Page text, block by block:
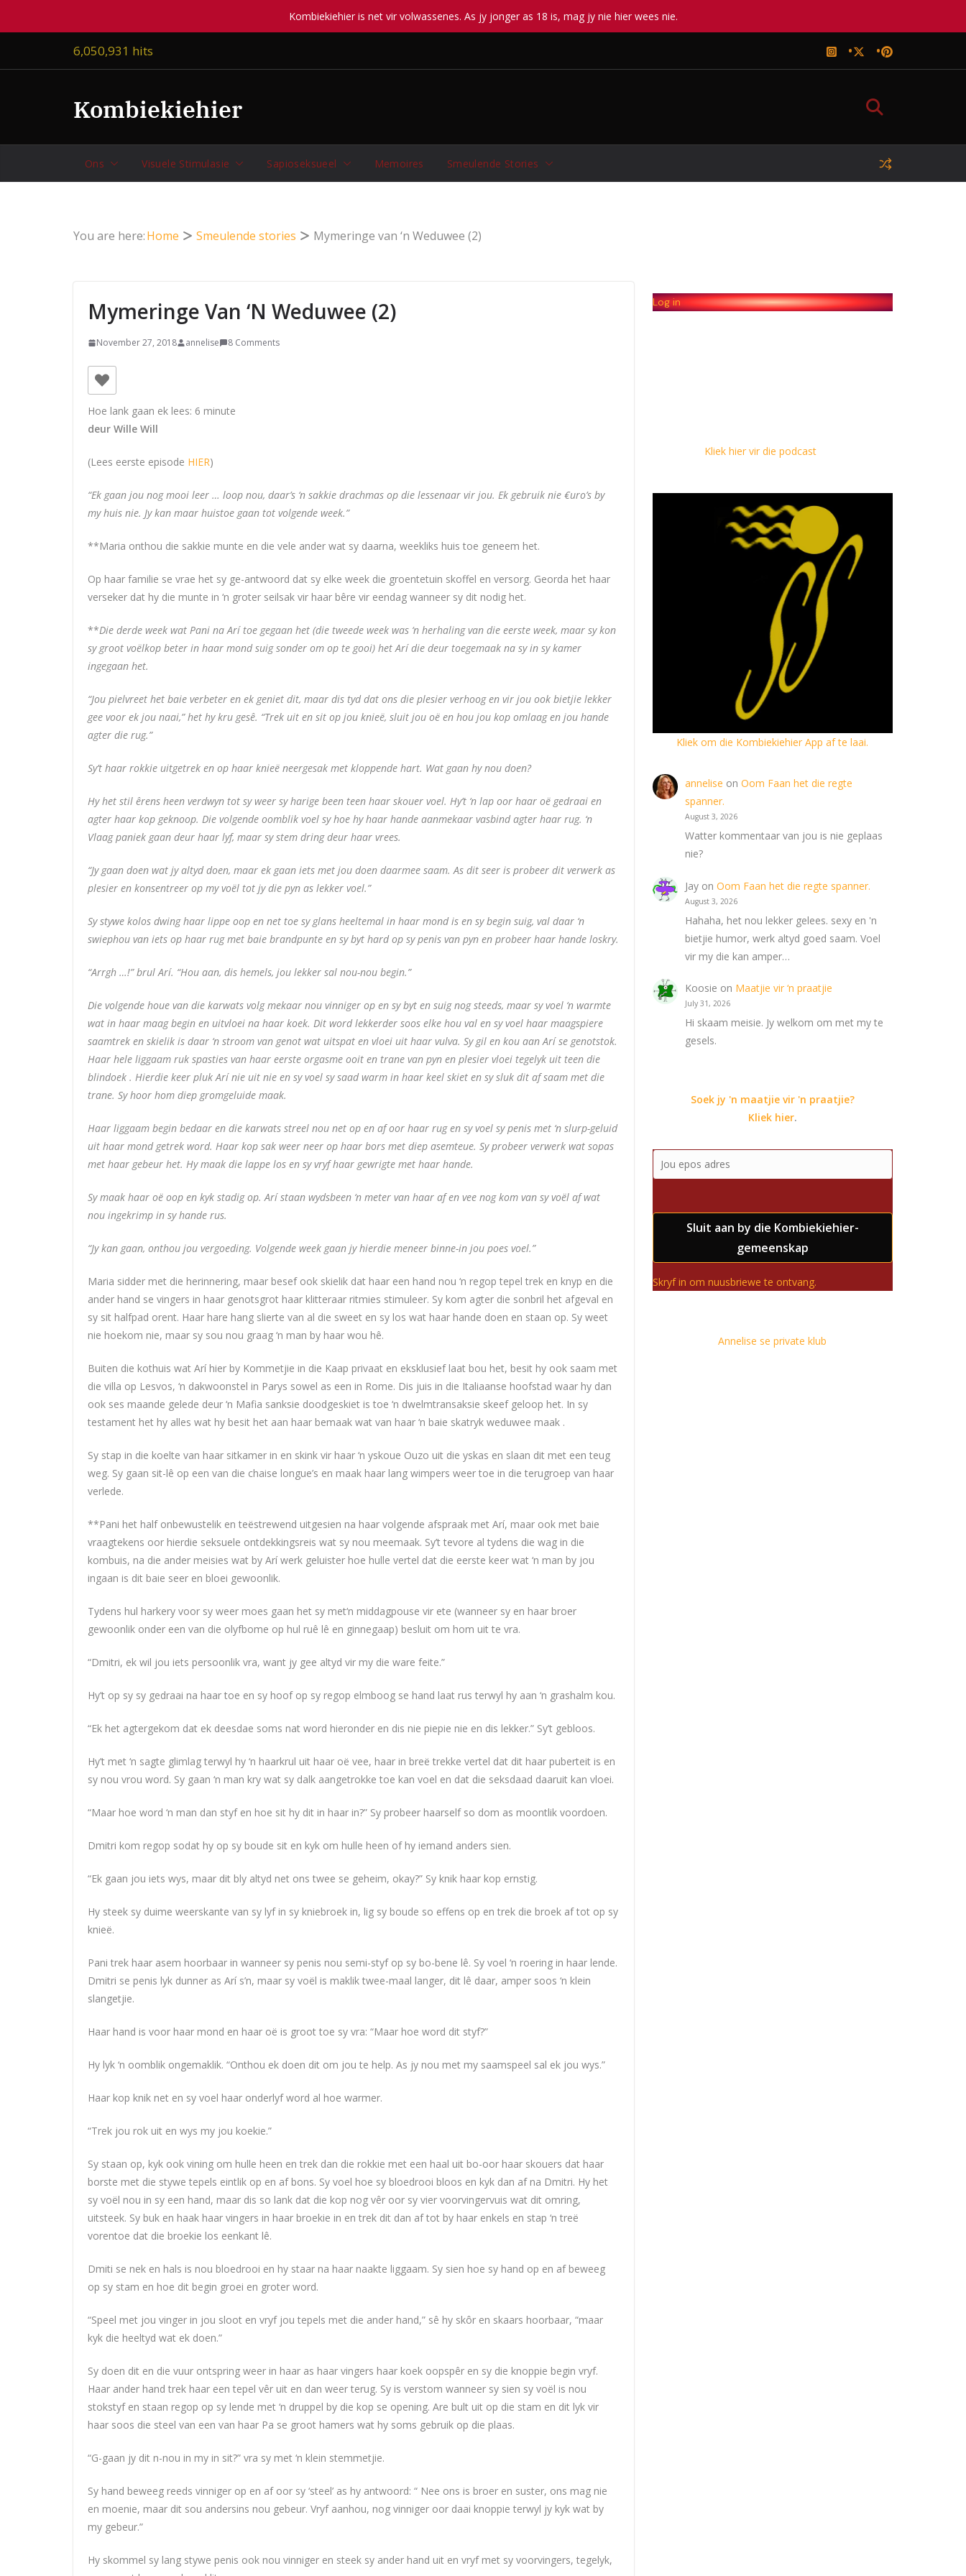
Kombiekiehier is net vir volwassenes. As jy jonger as 18 is, mag jy nie hier wees nie.
6,050,931 hits
Kombiekiehier
Ons Visuele Stimulasie Sapioseksueel Memoires Smeulende Stories
You are here:Home Smeulende stories Mymeringe van ‘n Weduwee (2)
Mymeringe Van ‘n Weduwee (2)
November 27, 2018 annelise 8 Comments
Hoe lank gaan ek lees: 6 minute
deur Wille Will
(Lees eerste episode HIER)
“Ek gaan jou nog mooi leer … loop nou, daar’s ‘n sakkie drachmas op die lessenaar vir jou. Ek gebruik nie €uro’s by
my huis nie. Jy kan maar huistoe gaan tot volgende week.”
**Maria onthou die sakkie munte en die vele ander wat sy daarna, weekliks huis toe geneem het.
Op haar familie se vrae het sy ge-antwoord dat sy elke week die groentetuin skoffel en versorg. Georda het haar
verseker dat hy die munte in ‘n groter seilsak vir haar bêre vir eendag wanneer sy dit nodig het.
**Die derde week wat Pani na Arí toe gegaan het (die tweede week was ‘n herhaling van die eerste week, maar sy kon
sy groot voëlkop beter in haar mond suig sonder om op te gooi) het Arí die deur toegemaak na sy in sy kamer
ingegaan het.
“Jou pielvreet het baie verbeter en ek geniet dit, maar dis tyd dat ons die plesier verhoog en vir jou ook bietjie lekker
gee voor ek jou naai,” het hy kru gesê. “Trek uit en sit op jou knieë, sluit jou oë en hou jou kop omlaag en jou hande
agter die rug.”
Sy’t haar rokkie uitgetrek en op haar knieë neergesak met kloppende hart. Wat gaan hy nou doen?
Hy het stil êrens heen verdwyn tot sy weer sy harige been teen haar skouer voel. Hy’t ‘n lap oor haar oë gedraai en
agter haar kop geknoop. Die volgende oomblik voel sy hoe hy haar hande aanmekaar vasbind agter haar rug. ‘n
Vlaag paniek gaan deur haar lyf, maar sy stem dring deur haar vrees.
“Jy gaan doen wat jy altyd doen, maar ek gaan iets met jou doen daarmee saam. As dit seer is probeer dit verwerk as
plesier en konsentreer op my voël tot jy die pyn as lekker voel.”
Sy stywe kolos dwing haar lippe oop en net toe sy glans heeltemal in haar mond is en sy begin suig, val daar ‘n
swiephou van iets op haar rug met baie brandpunte en sy byt hard op sy penis van pyn en probeer haar hande loskry.
“Arrgh …!” brul Arí. “Hou aan, dis hemels, jou lekker sal nou-nou begin.”
Die volgende houe van die karwats volg mekaar nou vinniger op en sy byt en suig nog steeds, maar sy voel ‘n warmte
wat in haar maag begin en uitvloei na haar koek. Dit word lekkerder soos elke hou val en sy voel haar maagspiere
saamtrek en skielik is daar ‘n stroom van genot wat uitspat en vloei uit haar vulva. Sy gil en kou aan Arí se genotstok.
Haar hele liggaam ruk spasties van haar eerste orgasme ooit en trane van pyn en plesier vloei tegelyk uit teen die
blindoek . Hierdie keer pluk Arí nie uit nie en sy voel sy saad warm in haar keel skiet en sy sluk dit af saam met die
trane. Sy hoor hom diep gromgeluide maak.
Haar liggaam begin bedaar en die karwats streel nou net op en af oor haar rug en sy voel sy penis met ‘n slurp-geluid
uit haar mond getrek word. Haar kop sak weer neer op haar bors met diep asemteue. Sy probeer verwerk wat sopas
met haar gebeur het. Hy maak die lappe los en sy vryf haar gewrigte met haar hande.
Sy maak haar oë oop en kyk stadig op. Arí staan wydsbeen ‘n meter van haar af en vee nog kom van sy voël af wat
nou ingekrimp in sy hande rus.
“Jy kan gaan, onthou jou vergoeding. Volgende week gaan jy hierdie meneer binne-in jou poes voel.”
Maria sidder met die herinnering, maar besef ook skielik dat haar een hand nou ‘n regop tepel trek en knyp en die
ander hand se vingers in haar genotsgrot haar klitteraar ritmies stimuleer. Sy kom agter die sonbril het afgeval en
sy sit halfpad orent. Haar hare hang slierte van al die sweet en sy los wat haar hande doen en staan op. Sy weet
nie hoekom nie, maar sy sou nou graag ‘n man by haar wou hê.
Buiten die kothuis wat Arí hier by Kommetjie in die Kaap privaat en eksklusief laat bou het, besit hy ook saam met
die villa op Lesvos, ‘n dakwoonstel in Parys sowel as een in Rome. Dis juis in die Italiaanse hoofstad waar hy dan
ook ses maande gelede deur ‘n Mafia sanksie doodgeskiet is toe ‘n dwelmtransaksie skeef geloop het. In sy
testament het hy alles wat hy besit het aan haar bemaak wat van haar ‘n baie skatryk weduwee maak .
Sy stap in die koelte van haar sitkamer in en skink vir haar ‘n yskoue Ouzo uit die yskas en slaan dit met een teug
weg. Sy gaan sit-lê op een van die chaise longue’s en maak haar lang wimpers weer toe in die terugroep van haar
verlede.
**Pani het half onbewustelik en teëstrewend uitgesien na haar volgende afspraak met Arí, maar ook met baie
vraagtekens oor hierdie seksuele ontdekkingsreis wat sy nou meemaak. Sy’t tevore al tydens die wag in die
kombuis, na die ander meisies wat by Arí werk geluister hoe hulle vertel dat die eerste keer wat ‘n man by jou
ingaan is dit baie seer en bloei gewoonlik.
Tydens hul harkery voor sy weer moes gaan het sy met‘n middagpouse vir ete (wanneer sy en haar broer
gewoonlik onder een van die olyfbome op hul ruê lê en ginnegaap) besluit om hom uit te vra.
“Dmitri, ek wil jou iets persoonlik vra, want jy gee altyd vir my die ware feite.”
Hy’t op sy sy gedraai na haar toe en sy hoof op sy regop elmboog se hand laat rus terwyl hy aan ‘n grashalm kou.
“Ek het agtergekom dat ek deesdae soms nat word hieronder en dis nie piepie nie en dis lekker.” Sy’t gebloos.
Hy’t met ‘n sagte glimlag terwyl hy ‘n haarkrul uit haar oë vee, haar in breë trekke vertel dat dit haar puberteit is en
sy nou vrou word. Sy gaan ‘n man kry wat sy dalk aangetrokke toe kan voel en dat die seksdaad daaruit kan vloei.
“Maar hoe word ‘n man dan styf en hoe sit hy dit in haar in?” Sy probeer haarself so dom as moontlik voordoen.
Dmitri kom regop sodat hy op sy boude sit en kyk om hulle heen of hy iemand anders sien.
“Ek gaan jou iets wys, maar dit bly altyd net ons twee se geheim, okay?” Sy knik haar kop ernstig.
Hy steek sy duime weerskante van sy lyf in sy kniebroek in, lig sy boude so effens op en trek die broek af tot op sy
knieë.
Pani trek haar asem hoorbaar in wanneer sy penis nou semi-styf op sy bo-bene lê. Sy voel ‘n roering in haar lende.
Dmitri se penis lyk dunner as Arí s’n, maar sy voël is maklik twee-maal langer, dit lê daar, amper soos ‘n klein
slangetjie.
Haar hand is voor haar mond en haar oë is groot toe sy vra: “Maar hoe word dit styf?”
Hy lyk ‘n oomblik ongemaklik. “Onthou ek doen dit om jou te help. As jy nou met my saamspeel sal ek jou wys.”
Haar kop knik net en sy voel haar onderlyf word al hoe warmer.
“Trek jou rok uit en wys my jou koekie.”
Sy staan op, kyk ook vining om hulle heen en trek dan die rokkie met een haal uit bo-oor haar skouers dat haar
borste met die stywe tepels eintlik op en af bons. Sy voel hoe sy bloedrooi bloos en kyk dan af na Dmitri. Hy het
sy voël nou in sy een hand, maar dis so lank dat die kop nog vêr oor sy vier voorvingervuis wat dit omring,
uitsteek. Sy buk en haak haar vingers in haar broekie in en trek dit dan af tot by haar enkels en stap ‘n treë
vorentoe dat die broekie los eenkant lê.
Dmiti se nek en hals is nou bloedrooi en hy staar na haar naakte liggaam. Sy sien hoe sy hand op en af beweeg
op sy stam en hoe dit begin groei en groter word.
“Speel met jou vinger in jou sloot en vryf jou tepels met die ander hand,” sê hy skôr en skaars hoorbaar, “maar
kyk die heeltyd wat ek doen.”
Sy doen dit en die vuur ontspring weer in haar as haar vingers haar koek oopspêr en sy die knoppie begin vryf.
Haar ander hand trek haar een tepel vêr uit en dan weer terug. Sy is verstom wanneer sy sien sy voël is nou
stokstyf en staan regop op sy lende met ‘n druppel by die kop se opening. Are bult uit op die stam en dit lyk vir
haar soos die steel van een van haar Pa se groot hamers wat hy soms gebruik op die plaas.
“G-gaan jy dit n-nou in my in sit?” vra sy met ‘n klein stemmetjie.
Sy hand beweeg reeds vinniger op en af oor sy ‘steel’ as hy antwoord: “ Nee ons is broer en suster, ons mag nie
en moenie, maar dit sou andersins nou gebeur. Vryf aanhou, nog vinniger oor daai knoppie terwyl jy kyk wat by
my gebeur.”
Hy skommel sy lang stywe penis ook nou vinniger en steek sy ander hand uit en vryf met sy voorvingers, tegelyk,
Log in
Kliek hier vir die podcast
Kliek om die Kombiekiehier App af te laai.
annelise onOom Faan het die regte
spanner.
August 3, 2026
Watter kommentaar van jou is nie geplaas
nie?
Jay onOom Faan het die regte spanner.
August 3, 2026
Hahaha, het nou lekker gelees. sexy en 'n
bietjie humor, werk altyd goed saam. Voel
vir my die kan amper…
Koosie on Maatjie vir ‘n praatjie
July 31, 2026
Hi skaam meisie. Jy welkom om met my te
gesels.
Soek jy 'n maatjie vir 'n praatjie?
Kliek hier.
Sluit aan by die Kombiekiehier-
gemeenskap
Skryf in om nuusbriewe te ontvang.
Annelise se private klub